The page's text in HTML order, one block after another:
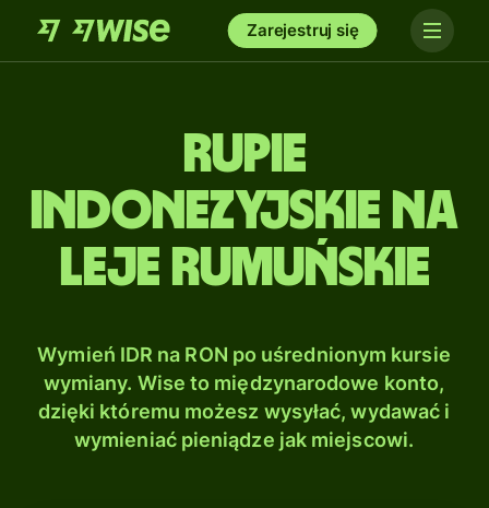
Zarejestruj się
Rupie
indonezyjskie na
Leje rumuńskie
Wymień IDR na RON po uśrednionym kursie
wymiany. Wise to międzynarodowe konto,
dzięki któremu możesz wysyłać, wydawać i
wymieniać pieniądze jak miejscowi.